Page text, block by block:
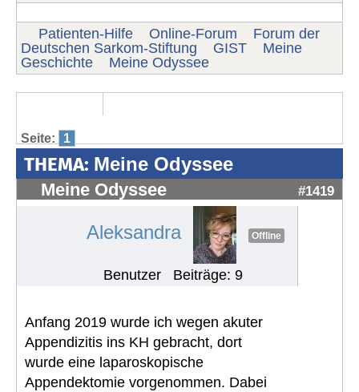
Patienten-Hilfe Online-Forum
Forum der
Deutschen Sarkom-Stiftung
GIST
Meine
Geschichte
Meine Odyssee
Seite: 1
THEMA: Meine Odyssee
Meine Odyssee #1419
Aleksandra Offline
Benutzer Beiträge: 9
Anfang 2019 wurde ich wegen akuter
Appendizitis ins KH gebracht, dort
wurde eine laparoskopische
Appendektomie vorgenommen. Dabei